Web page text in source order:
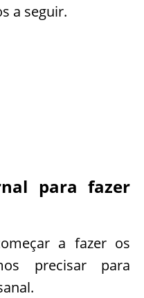
a seguir.
para fazer
a fazer os
precisar para